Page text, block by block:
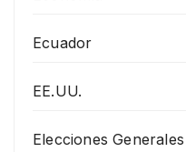
Ecuador
EE.UU.
Elecciones Generales